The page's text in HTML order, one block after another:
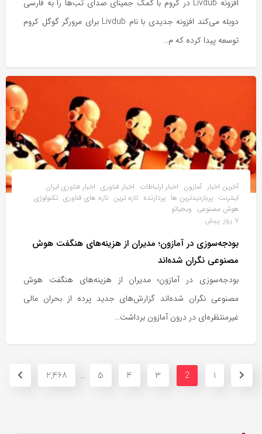
افزونه Livdub در کروم با کمک جمینای صدای تب‌ها را به فارسی
دوبله می‌کند افزونه جدیدی با نام Livdub برای مرورگر گوگل کروم
توسعه پیدا کرده که م..
آخرین اخبار آمازون اخبار ارتباطات اخبار فناوری اخبار فناوری ایران
اینترنت پربازدیدترین ها پردازنده تازه ترین تازه های فناوری تکنولوژی
هوش مصنوعی ویجیاتو
7 روز پیش
بودجه‌سوزی در آمازون؛ مدیران از هزینه‌های هنگفت هوش
مصنوعی نگران شده‌اند
بودجه‌سوزی در آمازون؛ مدیران از هزینه‌های هنگفت هوش
مصنوعی نگران شده‌اند گزارش‌های جدید پرده از بحران مالی
غیرمنتظره‌ای در درون آمازون برداشت..
1
2
3
4
5
…
2,468